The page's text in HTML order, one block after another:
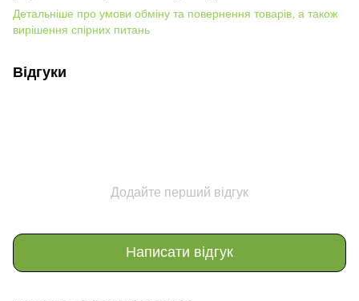
Детальніше про умови обміну та повернення товарів, а також
вирішення спірних питань
Відгуки
Додайте перший відгук
Написати відгук